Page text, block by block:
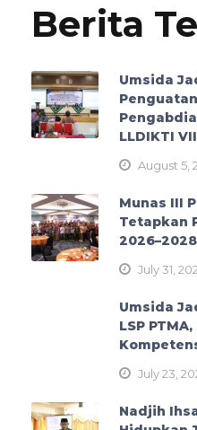
Berita
Umsida
LLDIKTI VII
August 5,
Munas III
Tetapkan
2026–2028
July 31,
Umsida
LSP
July 23,
Nadjih